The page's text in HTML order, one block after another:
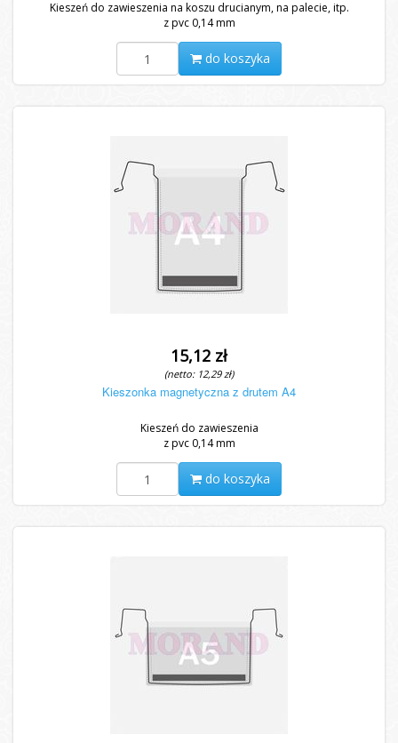
Kieszeń do zawieszenia na koszu drucianym, na palecie, itp.
z pvc 0,14 mm
do koszyka
15,12 zł
(netto: 12,29 zł)
Kieszonka magnetyczna z drutem A4
Kieszeń do zawieszenia
z pvc 0,14 mm
do koszyka